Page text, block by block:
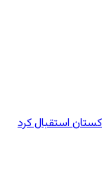
استقبال کرد